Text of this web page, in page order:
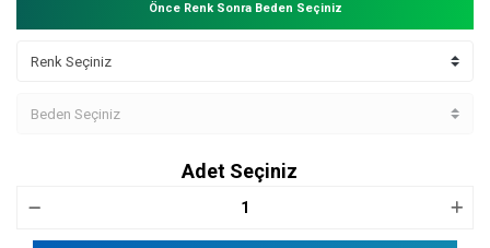
Önce Renk Sonra Beden Seçiniz
Adet Seçiniz